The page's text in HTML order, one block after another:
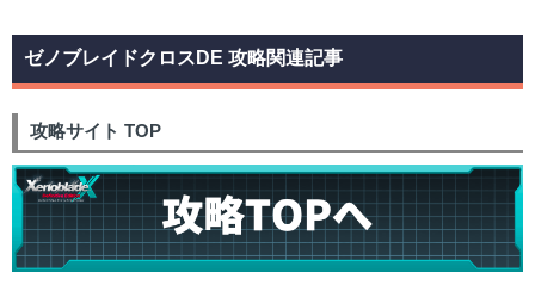
ゼノブレイドクロスDE 攻略関連記事
攻略サイト TOP